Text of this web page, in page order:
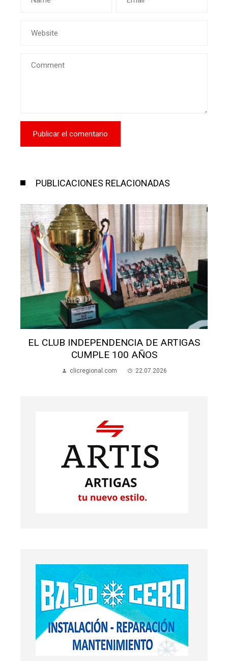
PUBLICACIONES RELACIONADAS
EL CLUB INDEPENDENCIA DE ARTIGAS
CUMPLE 100 AÑOS
clicregional.com 22.07.2026